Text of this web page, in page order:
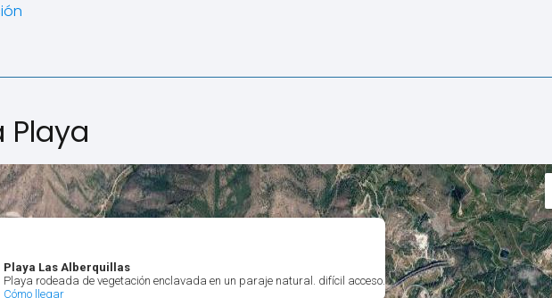
Playa
Playa Las Alberquillas
Playa rodeada de vegetación enclavada en un paraje natural. difícil acceso.
Cómo llegar